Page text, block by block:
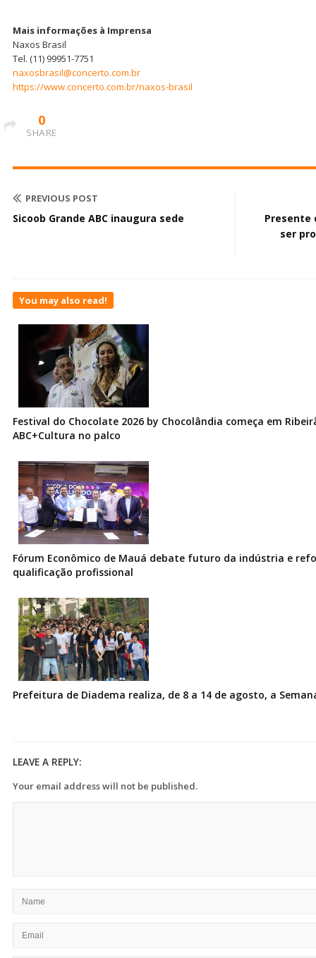
Mais informações à Imprensa
Naxos Brasil
Tel. (11) 99951-7751
naxosbrasil@concerto.com.br
https://www.concerto.com.br/naxos-brasil
0
SHARE
PREVIOUS POST
Sicoob Grande ABC inaugura sede
Presente
ser
You may also read!
Festival do Chocolate 2026 by Chocolândia começa em
ABC+Cultura no palco
Fórum Econômico de Mauá debate futuro da indústria e
qualificação profissional
Prefeitura de Diadema realiza, de 8 a 14 de agosto, a
LEAVE A REPLY:
Your email address will not be published.